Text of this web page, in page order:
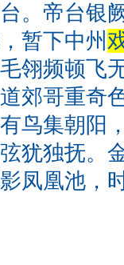
。帝台银
暂下中州
翎频顿飞
郊哥重奇
鸟集朝阳
犹独抚。
凤凰池，